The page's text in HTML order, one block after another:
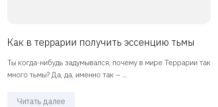
Как в террарии получить эссенцию тьмы
Ты когда-нибудь задумывался, почему в мире Террарии так
много тьмы? Да, да, именно так – ...
Читать далее